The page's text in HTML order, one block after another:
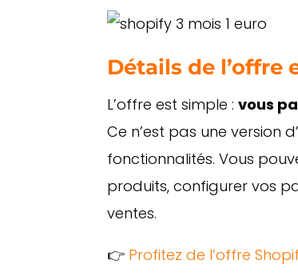
Détails de l’offre
L’offre est simple :vous
Ce n’est pas une version
fonctionnalités. Vous
produits, configurer vos
ventes.
👉 Profitez de l’offre